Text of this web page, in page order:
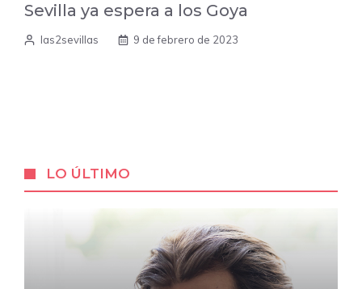
Sevilla ya espera a los Goya
las2sevillas 9 de febrero de 2023
LO ÚLTIMO